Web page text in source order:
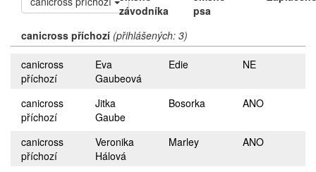
závodníka
psa
canicross příchozí (přihlášených: 3)
canicross
příchozí
Eva
Gaubeová
Edie NE
canicross
příchozí
Jitka
Gaube
Bosorka ANO
canicross
příchozí
Veronika
Hálová
Marley ANO